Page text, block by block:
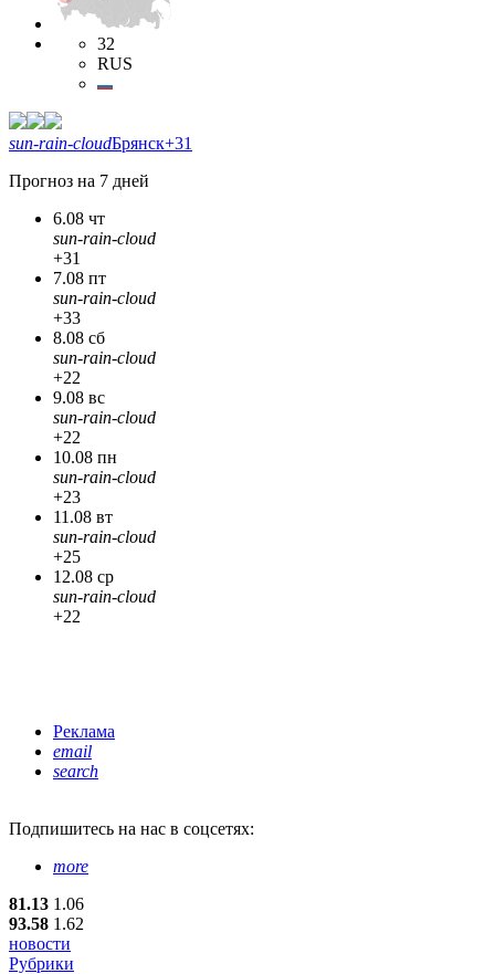
32
RUS
sun-rain-cloudБрянск+31
Прогноз на 7 дней
6.08 чт
sun-rain-cloud
+31
7.08 пт
sun-rain-cloud
+33
8.08 сб
sun-rain-cloud
+22
9.08 вс
sun-rain-cloud
+22
10.08 пн
sun-rain-cloud
+23
11.08 вт
sun-rain-cloud
+25
12.08 ср
sun-rain-cloud
+22
Реклама
email
search
Подпишитесь на нас в соцсетях:
more
81.13 1.06
93.58 1.62
новости
Рубрики